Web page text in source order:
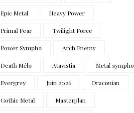
Epic Metal Heavy Power
Primal Fear Twilight Force
Power Sympho Arch Enemy
Death Mélo Atavistia Metal sympho
Evergrey Juin 2026 Draconian
Gothic Metal Masterplan